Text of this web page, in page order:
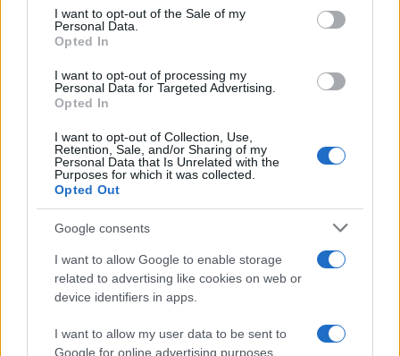
consent section.
I want to opt-out of the Sale of my
Personal Data.
Opted In
I want to opt-out of processing my
Personal Data for Targeted Advertising.
Opted In
I want to opt-out of Collection, Use,
Retention, Sale, and/or Sharing of my
Personal Data that Is Unrelated with the
Purposes for which it was collected.
Opted Out
Google consents
I want to allow Google to enable storage
related to advertising like cookies on web or
device identifiers in apps.
I want to allow my user data to be sent to
Google for online advertising purposes.
NERD NEWS